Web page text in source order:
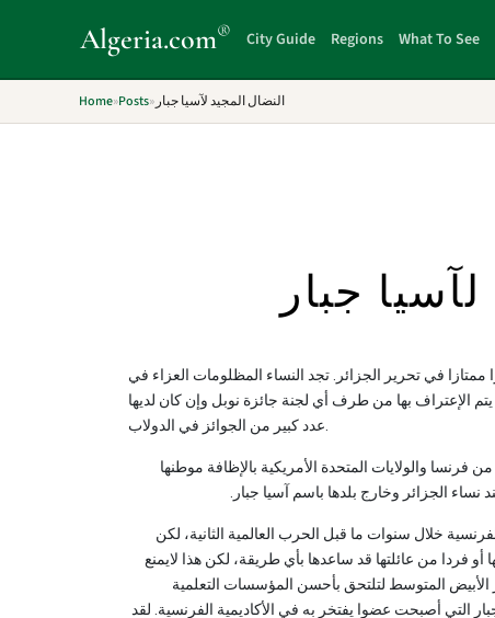
Algeria.com® City Guide Regions What To See
Home»Posts» النضال المجيد لآسيا جبار
جبار
ممتازا في تحرير الجزائر. تجد النساء المظلومات العزاء في
يتم الإعتراف بها من طرف أي لجنة جائزة نوبل وإن كان لديها
عدد كبير من الجوائز في الدولاب.
والولايات المتحدة الأمريكية بالإظافة موطنها
نساء الجزائر وخارج بلدها باسم آسيا جبار.
خلال سنوات ما قبل الحرب العالمية الثانية، لكن
من عائلتها قد ساعدها بأي طريقة، لكن هذا لايمنع
الأبيض المتوسط لتلتحق بأحسن المؤسسات التعلمية
التي أصبحت عضوا يفتخر به في الأكاديمية الفرنسية. لقد